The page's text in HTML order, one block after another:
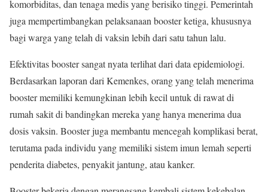
komorbiditas, dan tenaga medis yang berisiko tinggi. Pemerintah
juga mempertimbangkan pelaksanaan booster ketiga, khususnya
bagi warga yang telah di vaksin lebih dari satu tahun lalu.
Efektivitas booster sangat nyata terlihat dari data epidemiologi.
Berdasarkan laporan dari Kemenkes, orang yang telah menerima
booster memiliki kemungkinan lebih kecil untuk di rawat di
rumah sakit di bandingkan mereka yang hanya menerima dua
dosis vaksin. Booster juga membantu mencegah komplikasi berat,
terutama pada individu yang memiliki sistem imun lemah seperti
penderita diabetes, penyakit jantung, atau kanker.